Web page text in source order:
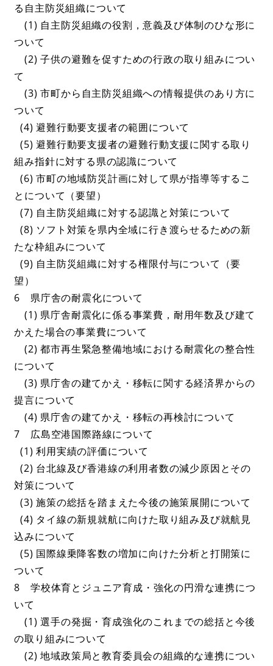
る自主防災組織について
(1) 自主防災組織の役割，意義及び体制のひな形に
ついて
(2) 子供の避難を促すための行政の取り組みについ
て
(3) 市町から自主防災組織への情報提供のあり方に
ついて
(4) 避難行動要支援者の範囲について
(5) 避難行動要支援者の避難行動支援に関する取り
組み指針に対する県の認識について
(6) 市町の地域防災計画に対して県が指導等するこ
とについて（要望）
(7) 自主防災組織に対する認識と対策について
(8) ソフト対策を県内全域に行き渡らせるための新
たな枠組みについて
(9) 自主防災組織に対する権限付与について（要
望）
6 県庁舎の耐震化について
(1) 県庁舎耐震化に係る事業費，耐用年数及び建て
かえた場合の事業費について
(2) 都市再生緊急整備地域における耐震化の整合性
について
(3) 県庁舎の建てかえ・移転に関する経済界からの
提言について
(4) 県庁舎の建てかえ・移転の再検討について
7 広島空港国際路線について
(1) 利用実績の評価について
(2) 台北線及び香港線の利用者数の減少原因とその
対策について
(3) 施策の総括を踏まえた今後の施策展開について
(4) タイ線の新規就航に向けた取り組み及び就航見
込みについて
(5) 国際線乗降客数の増加に向けた分析と打開策に
ついて
8 学校体育とジュニア育成・強化の円滑な連携につ
いて
(1) 選手の発掘・育成強化のこれまでの総括と今後
の取り組みについて
(2) 地域政策局と教育委員会の組織的な連携につい